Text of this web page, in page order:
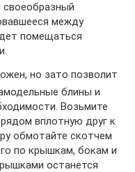
своеобразный
между
помещаться
но зато позволит
блины и
Возьмите
вплотную друг к
обмотайте скотчем
по крышкам, бокам и
останется